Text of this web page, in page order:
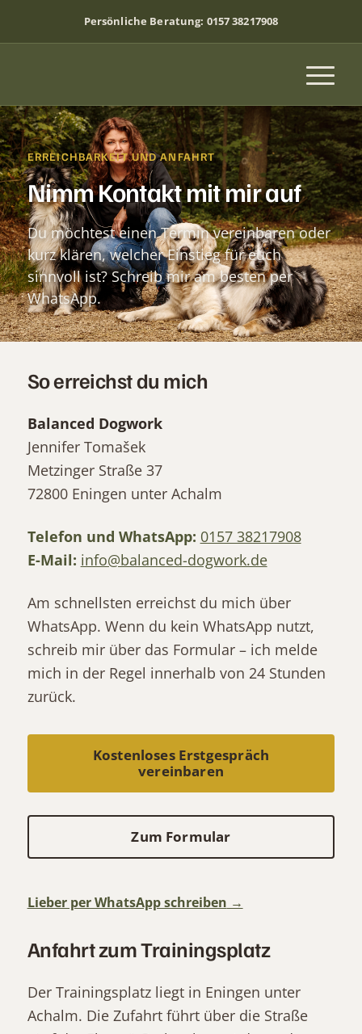
Persönliche Beratung: 0157 38217908
ERREICHBARKEIT UND ANFAHRT
Nimm Kontakt mit mir auf
Du möchtest einen Termin vereinbaren oder
kurz klären, welcher Einstieg für euch
sinnvoll ist? Schreib mir am besten per
WhatsApp.
So erreichst du mich
Balanced Dogwork
Jennifer Tomašek
Metzinger Straße 37
72800 Eningen unter Achalm
Telefon und WhatsApp: 0157 38217908
E-Mail: info@balanced-dogwork.de
Am schnellsten erreichst du mich über
WhatsApp. Wenn du kein WhatsApp nutzt,
schreib mir über das Formular – ich melde
mich in der Regel innerhalb von 24 Stunden
zurück.
Kostenloses Erstgespräch
vereinbaren
Zum Formular
Lieber per WhatsApp schreiben
Anfahrt zum Trainingsplatz
Der Trainingsplatz liegt in Eningen unter
Achalm. Die Zufahrt führt über die Straße